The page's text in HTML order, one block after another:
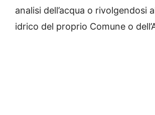
analisi dell’acqua o rivolgendosi
idrico del proprio Comune o